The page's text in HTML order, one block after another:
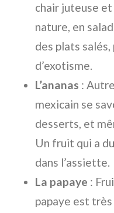
chair juteuse
nature, en
des plats
d’exotisme.
L’ananas :
mexicain se
desserts, et
Un fruit qui a
dans l’assiette.
La papaye :
papaye est